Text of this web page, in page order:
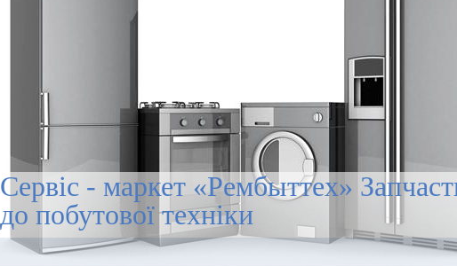
Сервіс - маркет «Рембыттех»
до побутової техніки